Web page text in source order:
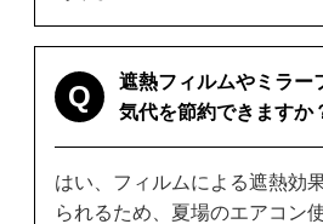
Q
遮熱フィルムやミラー
気代を節約できますか
はい、フィルムによる遮熱効
られるため、夏場のエアコン